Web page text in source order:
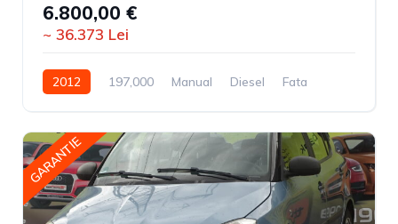
6.800,00 €
~ 36.373 Lei
2012 197,000 Manual Diesel Fata
GARANTIE